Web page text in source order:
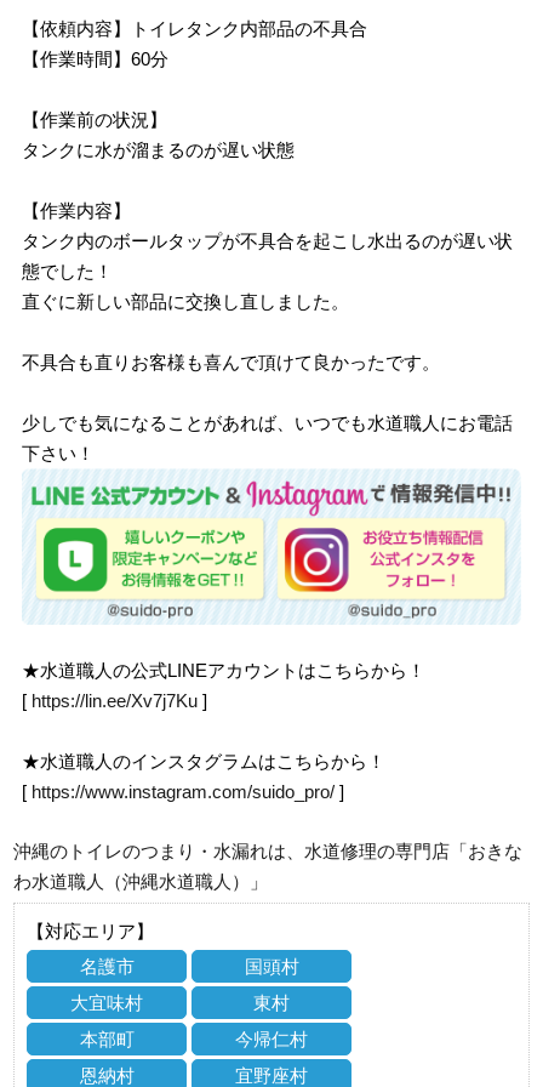
【依頼内容】トイレタンク内部品の不具合
【作業時間】60分
【作業前の状況】
タンクに水が溜まるのが遅い状態
【作業内容】
タンク内のボールタップが不具合を起こし水出るのが遅い状
態でした！
直ぐに新しい部品に交換し直しました。
不具合も直りお客様も喜んで頂けて良かったです。
少しでも気になることがあれば、いつでも水道職人にお電話
下さい！
★水道職人の公式LINEアカウントはこちらから！
[ https://lin.ee/Xv7j7Ku ]
★水道職人のインスタグラムはこちらから！
[ https://www.instagram.com/suido_pro/ ]
沖縄のトイレのつまり・水漏れは、水道修理の専門店「おきな
わ水道職人（沖縄水道職人）」
【対応エリア】
名護市
国頭村
大宜味村
東村
本部町
今帰仁村
恩納村
宜野座村